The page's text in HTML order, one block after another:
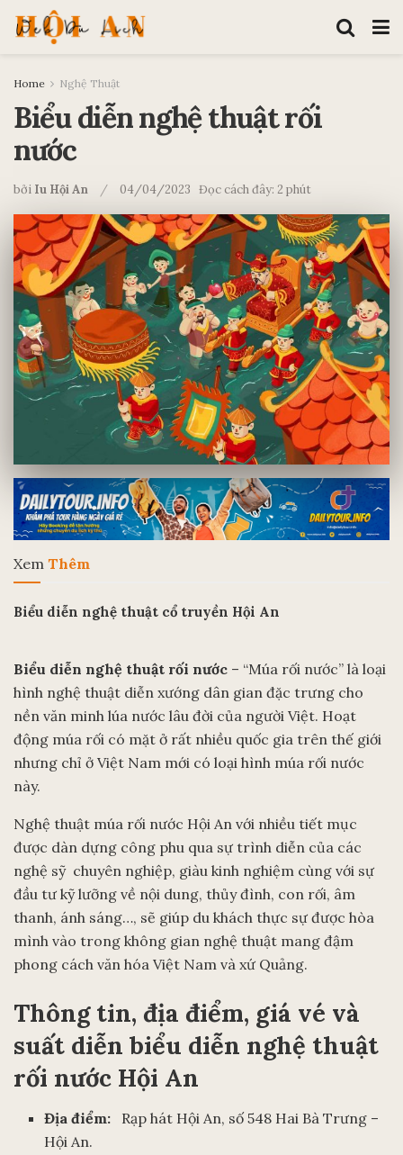
Home Nghệ Thuật
Biểu diễn nghệ thuật rối
nước
bởi Iu Hội An 04/04/2023 Đọc cách đây: 2 phút
Xem Thêm
Biểu diễn nghệ thuật cổ truyền Hội An
Biểu diễn nghệ thuật rối nước – “Múa rối nước” là loại
hình nghệ thuật diễn xướng dân gian đặc trưng cho
nền văn minh lúa nước lâu đời của người Việt. Hoạt
động múa rối có mặt ở rất nhiều quốc gia trên thế giới
nhưng chỉ ở Việt Nam mới có loại hình múa rối nước
này.
Nghệ thuật múa rối nước Hội An với nhiều tiết mục
được dàn dựng công phu qua sự trình diễn của các
nghệ sỹ chuyên nghiệp, giàu kinh nghiệm cùng với sự
đầu tư kỹ lưỡng về nội dung, thủy đình, con rối, âm
thanh, ánh sáng…, sẽ giúp du khách thực sự được hòa
mình vào trong không gian nghệ thuật mang đậm
phong cách văn hóa Việt Nam và xứ Quảng.
Thông tin, địa điểm, giá vé và
suất diễn biểu diễn nghệ thuật
rối nước Hội An
Địa điểm: Rạp hát Hội An, số 548 Hai Bà Trưng –
Hội An.